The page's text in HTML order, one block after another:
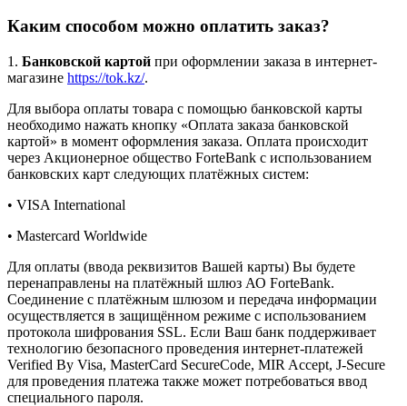
Каким способом можно оплатить заказ?
1. Банковской картой при оформлении заказа в интернет-
магазине https://tok.kz/.
Для выбора оплаты товара с помощью банковской карты
необходимо нажать кнопку «Оплата заказа банковской
картой» в момент оформления заказа. Оплата происходит
через Акционерное общество ForteBank с использованием
банковских карт следующих платёжных систем:
• VISA International
• Mastercard Worldwide
Для оплаты (ввода реквизитов Вашей карты) Вы будете
перенаправлены на платёжный шлюз АО ForteBank.
Соединение с платёжным шлюзом и передача информации
осуществляется в защищённом режиме с использованием
протокола шифрования SSL. Если Ваш банк поддерживает
технологию безопасного проведения интернет-платежей
Verified By Visa, MasterCard SecureCode, MIR Accept, J-Secure
для проведения платежа также может потребоваться ввод
специального пароля.